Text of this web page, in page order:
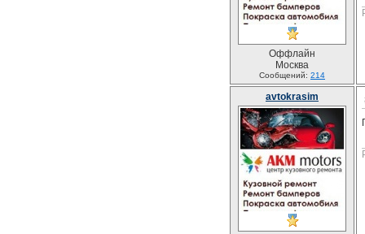
Оффлайн
Москва
Сообщений: 214
avtokrasim